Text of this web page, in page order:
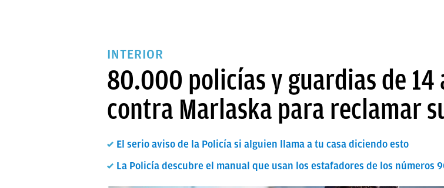
INTERIOR
80.000 policías y guardias de 14
contra Marlaska para reclamar
El serio aviso de la Policía si alguien llama a tu casa diciendo esto
La Policía descubre el manual que usan los estafadores de los números